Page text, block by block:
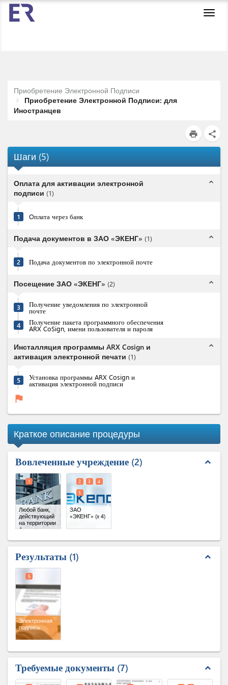
Приобретение Электронной Подписи
Приобретение Электронной Подписи: для
Иностранцев
print share
Шаги (5)
Оплата для активации электронной
подписи (1)
expand_less
1 Oплата через банк
Подача документов в ЗАО «ЭКЕНГ» (1) expand_less
2 Подача документов по электронной почте
Посещение ЗАО «ЭКЕНГ» (2) expand_less
3 Получение уведомления по электронной
почте
4
Получение пакета программного обеспечения
ARX CoSign, имени пользователя и пароля
Инсталляция программы ARX Cosign и
активация электронной печати (1)
expand_less
5 Установка программы ARX Cosign и
активация электронной подписи
flag
Краткое описание процедуры
Вовлеченные учреждение 2 expand_less
Любой банк,
действующий
на территории
Армении
1
ЗАО
«‎ЭКЕНГ»‎ (x 4)
2 3
4
5
Результаты 1 expand_less
Электронная
подпись
5
Требуемые документы 7 expand_less